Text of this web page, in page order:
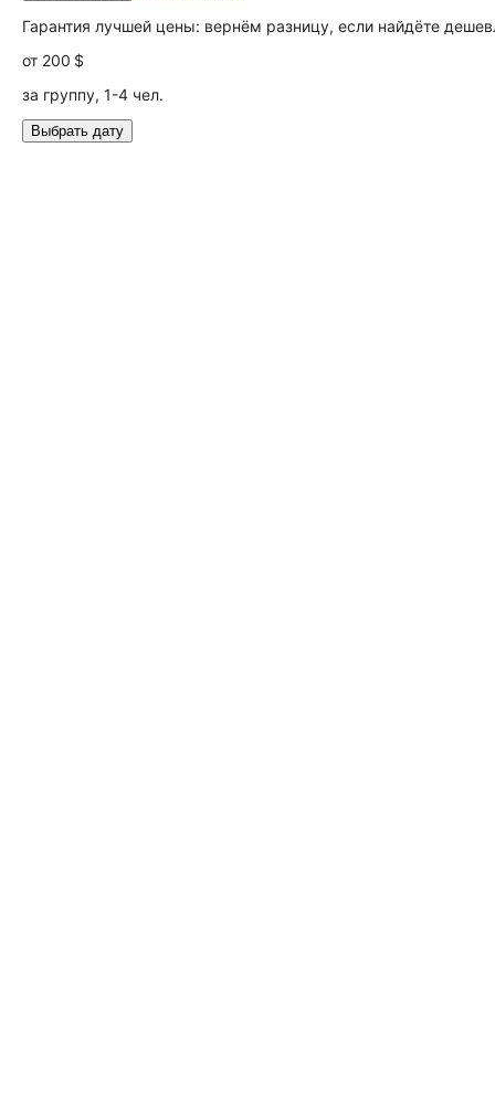
Гарантия лучшей цены: вернём разницу, если найдёте
от 200 $
за группу, 1-4 чел.
Выбрать дату